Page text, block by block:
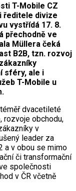
T-Mobile CZ
ředitele divize
vystřídá 17. 8.
přechodně ve
Müllera čeká
B2B, tzn. rozvoj
sféry, ale i
T-Mobile u
dvacetileté
obchodu,
v
leader za
a v obou se mimo
či transformační
společnosti
v ČR včetně